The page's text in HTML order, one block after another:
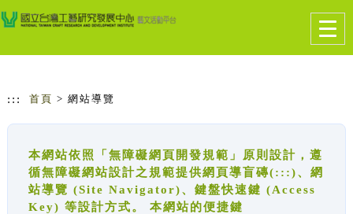
跳到主要內容
網站導覽
::: 首頁 > 網站導覽
本網站依照「無障礙網頁開發規範」原則設計，遵
循無障礙網站設計之規範提供網頁導盲磚(:::)、網
站導覽 (Site Navigator)、鍵盤快速鍵 (Access
Key) 等設計方式。 本網站的便捷鍵